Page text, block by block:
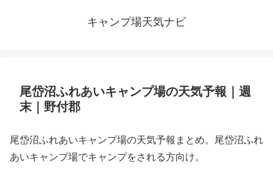
キャンプ場天気ナビ
尾岱沼ふれあいキャンプ場の天気予報｜週
末｜野付郡
尾岱沼ふれあいキャンプ場の天気予報まとめ。尾岱沼ふれ
あいキャンプ場でキャンプをされる方向け。